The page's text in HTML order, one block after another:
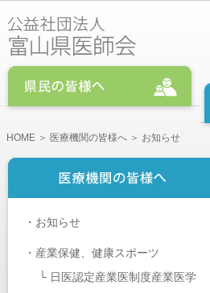
HOME ＞ 医療機関の皆様へ ＞ お知らせ
・ お知らせ
・ 産業保健、健康スポーツ
└ 日医認定産業医制度産業医学